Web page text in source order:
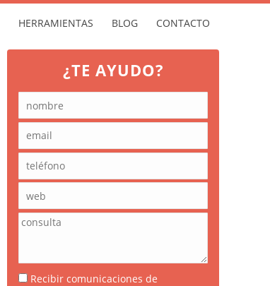
HERRAMIENTAS BLOG CONTACTO
¿TE AYUDO?
Recibir comunicaciones de